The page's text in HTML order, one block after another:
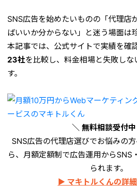
SNS広告を始めたいものの「代理店
ばいいか分からない」と迷う場面は
本記事では、公式サイトで実績を確
23社を比較し、料金相場と失敗しな
す。
＼ 無料相談受付
SNS広告の代理店選びでお悩みの
ら、月額定額制で広告運用からSNS
られます。
▶ マキトルくんの詳